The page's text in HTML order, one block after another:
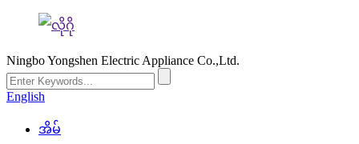
Ningbo Yongshen Electric Appliance Co.,Ltd.
English
အိမ်